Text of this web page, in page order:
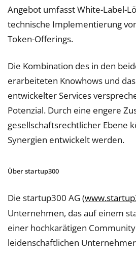
Angebot umfasst White-Label-
technische Implementierung
Token-Offerings.
Die Kombination des in den
erarbeiteten Knowhows und
entwickelter Services
Potenzial. Durch eine engere
gesellschaftsrechtlicher Ebene
Synergien entwickelt werden.
Über startup300
Die startup300 AG (
Unternehmen, das auf einem
einer hochkarätigen
leidenschaftlichen